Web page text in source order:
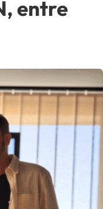
entre